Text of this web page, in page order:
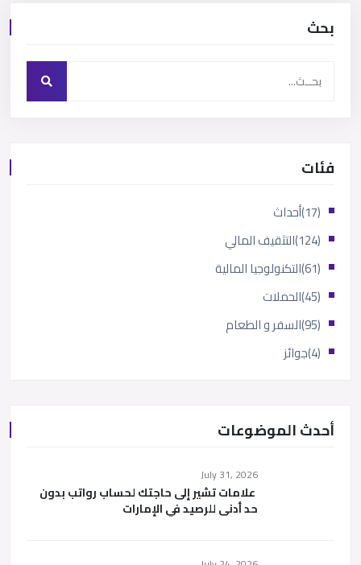
بحث
فئات
أحداث
(17)
التثقيف المالي
(124)
التكنولوجيا المالية
(61)
الحملات
(45)
السفر و الطعام
(95)
جوائز (4)
أحدث الموضوعات
July 31, 2026
علامات تشير إلى حاجتك لحساب رواتب بدون
حد أدنى للرصيد في الإمارات